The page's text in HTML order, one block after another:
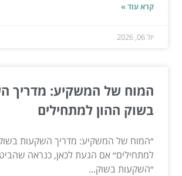
קרא עוד »
יול 06, 2026
המוח של המשקיע: מדריך
בשוק ההון למתחילים
״המוח של המשקיע: מדריך השקעות
למתחילים״ אם הגעת לכאן, כנראה
״השקעות בשוק...